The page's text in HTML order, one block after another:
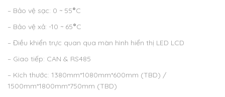
– Bảo vệ sạc: 0 ~ 55°C
– Bảo vệ xả: -10 ~ 65°C
– Điều khiển trực quan qua màn hình hiển thị LED LCD
– Giao tiếp: CAN & RS485
– Kích thước: 1380mm*1080mm*600mm (TBD) /
1500mm*1800mm*750mm (TBD)